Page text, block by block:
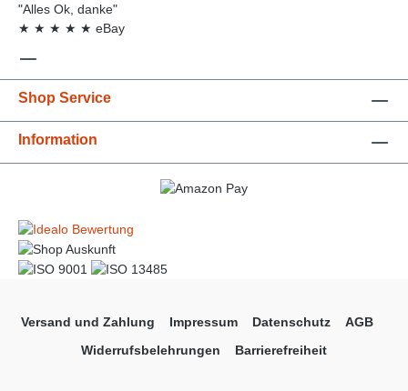
"Alles Ok, danke"
★ ★ ★ ★ ★ eBay
Shop Service
Information
Versand und Zahlung Impressum Datenschutz
AGB
Widerrufsbelehrungen
Barrierefreiheit